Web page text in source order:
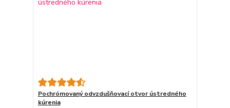
Pochrómovaný odvzdušňovací otvor ústredného
kúrenia